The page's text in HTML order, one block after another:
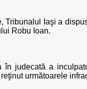
Tribunalul Iaşi a
Robu Ioan.
în judecată a
următoarele